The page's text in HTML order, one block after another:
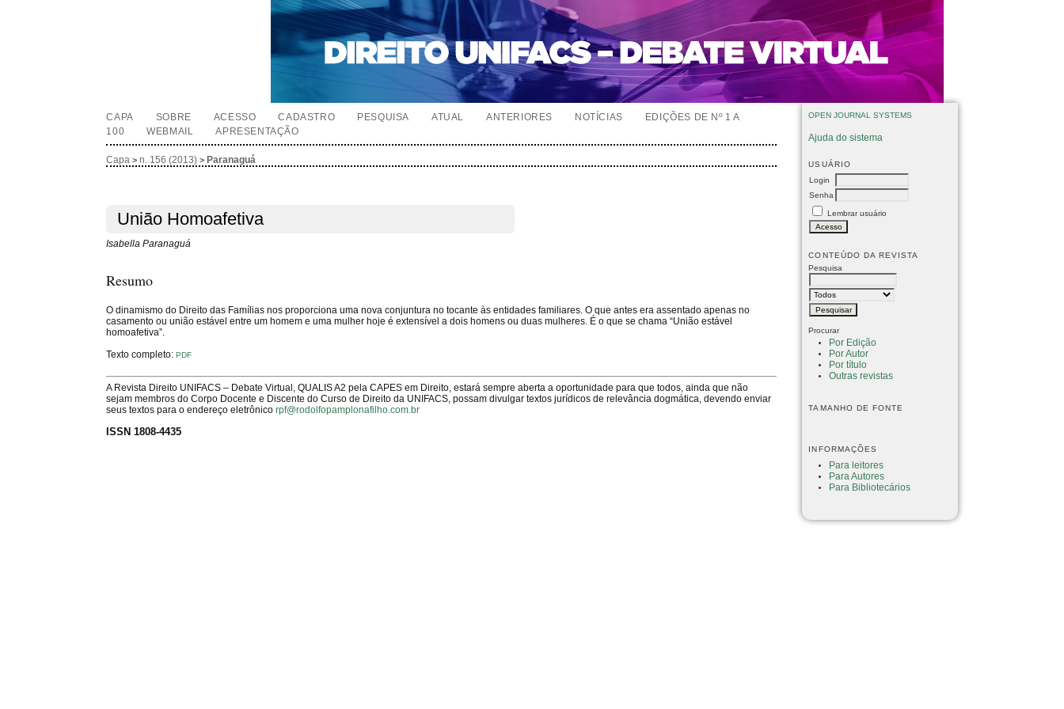
OPEN JOURNAL SYSTEMS
Ajuda do sistema
USUÁRIO
Login
Senha
Lembrar usuário
CONTEÚDO DA REVISTA
Pesquisa
Procurar
Por Edição
Por Autor
Por título
Outras revistas
TAMANHO DE FONTE
INFORMAÇÕES
Para leitores
Para Autores
Para Bibliotecários
CAPA SOBRE ACESSO CADASTRO PESQUISA ATUAL ANTERIORES NOTÍCIAS
EDIÇÕES DE Nº 1 A
100
WEBMAIL APRESENTAÇÃO
Capa >n. 156 (2013) > Paranaguá
União Homoafetiva
Isabella Paranaguá
Resumo
O dinamismo do Direito das Famílias nos proporciona uma nova conjuntura no tocante às entidades familiares. O que antes era assentado apenas no
casamento ou união estável entre um homem e uma mulher hoje é extensível a dois homens ou duas mulheres. É o que se chama “União estável
homoafetiva”.
Texto completo:PDF
A Revista Direito UNIFACS – Debate Virtual, QUALIS A2 pela CAPES em Direito, estará sempre aberta a oportunidade para que todos, ainda que não
sejam membros do Corpo Docente e Discente do Curso de Direito da UNIFACS, possam divulgar textos jurídicos de relevância dogmática, devendo enviar
seus textos para o endereço eletrônicorpf@rodolfopamplonafilho.com.br
ISSN 1808-4435